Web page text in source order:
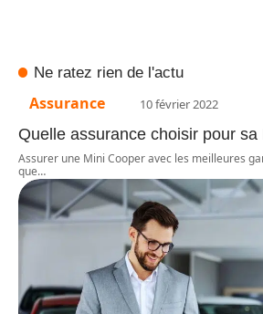
Ne ratez rien de l'actu
Assurance 10 février 2022
Quelle assurance choisir pour
Assurer une Mini Cooper avec les meilleures
que…